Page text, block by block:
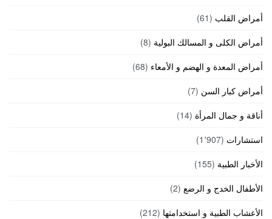
أمراض القلب (61)
أمراض الكلى و المسالك البولية (8)
أمراض المعدة و الهضم و الأمعاء (68)
أمراض كبار السن (7)
أناقة و جمال المرأة (14)
استشارات (1٬907)
الأخبار الطبية (155)
الأطفال الخدج و الرضع (2)
الأعشاب الطبية و استخدامتها (212)